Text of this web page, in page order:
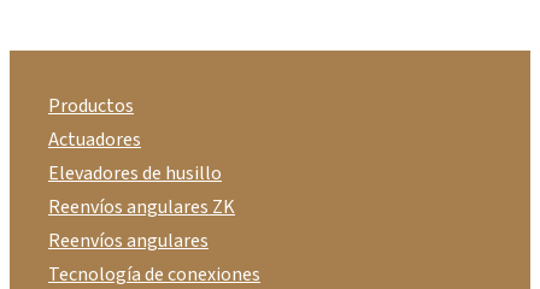
Productos
Actuadores
Elevadores de husillo
Reenvíos angulares ZK
Reenvíos angulares
Tecnología de conexiones